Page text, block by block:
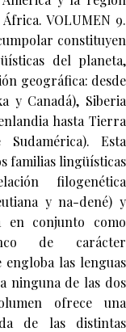
VOLUMEN 9.
constituyen
del planeta,
geográfica: desde
y Canadá), Siberia
hasta Tierra
Esta
familias lingüísticas
filogenética
y na-dené) y
en conjunto como
de carácter
las lenguas
ninguna de las dos
ofrece una
de las distintas